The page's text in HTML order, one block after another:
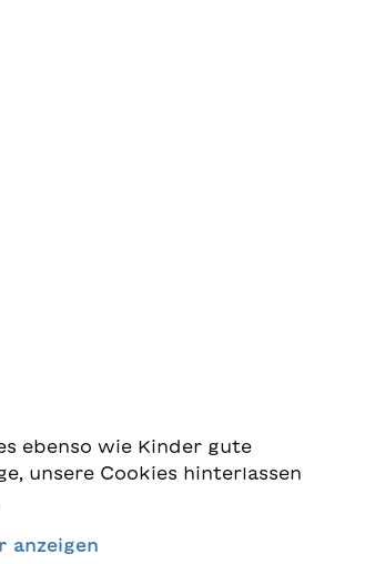
ebenso wie Kinder gute
unsere Cookies hinterlassen
Daten sehr ernst und wollen
anzeigen